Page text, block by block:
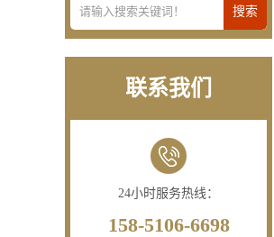
联系我们
24小时服务热线：
158-5106-6698